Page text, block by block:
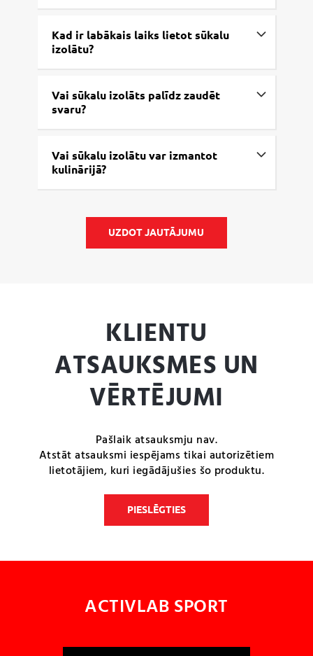
Kad ir labākais laiks lietot sūkalu
izolātu?
Vai sūkalu izolāts palīdz zaudēt
svaru?
Vai sūkalu izolātu var izmantot
kulinārijā?
UZDOT JAUTĀJUMU
KLIENTU
ATSAUKSMES UN
VĒRTĒJUMI
Pašlaik atsauksmju nav.
Atstāt atsauksmi iespējams tikai autorizētiem
lietotājiem, kuri iegādājušies šo produktu.
PIESLĒGTIES
ACTIVLAB SPORT